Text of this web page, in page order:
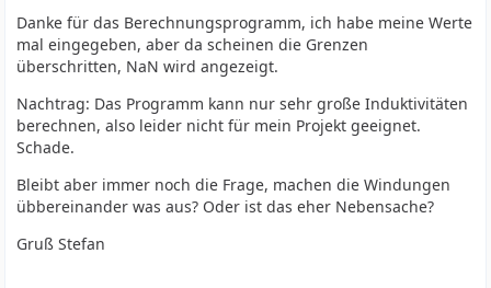
Danke für das Berechnungsprogramm, ich habe meine Werte
mal eingegeben, aber da scheinen die Grenzen
überschritten, NaN wird angezeigt.
Nachtrag: Das Programm kann nur sehr große Induktivitäten
berechnen, also leider nicht für mein Projekt geeignet.
Schade.
Bleibt aber immer noch die Frage, machen die Windungen
übbereinander was aus? Oder ist das eher Nebensache?
Gruß Stefan